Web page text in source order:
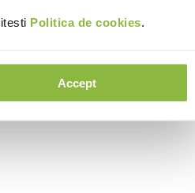
Politica de cookies.
Accept